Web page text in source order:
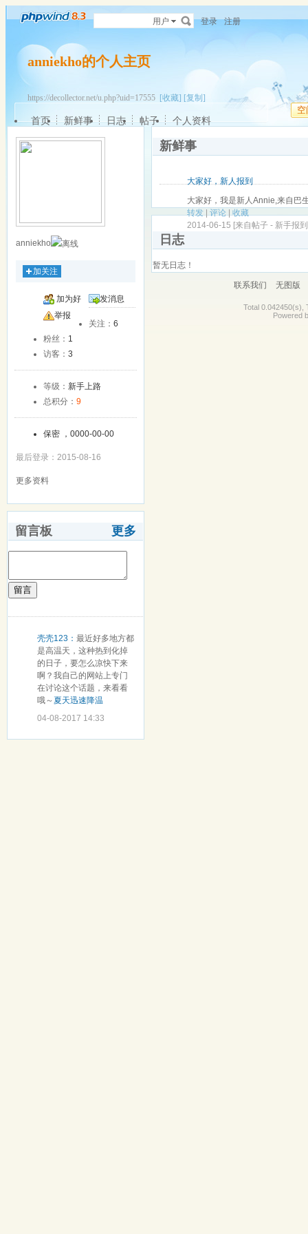
用户 登录 注册
anniekho的个人主页
https://decollector.net/u.php?uid=17555 [收藏] [复制]
空
首页 新鲜事 日志 帖子 个人资料
anniekho
加关注
加为好
友
发消息
举报
关注： 6
粉丝： 1
访客： 3
等级： 新手上路
总积分： 9
保密 ，0000-00-00
最后登录：2015-08-16
更多资料
更多
留言板
留言
壳壳123： 最近好多地方都
是高温天，这种热到化掉
的日子，要怎么凉快下来
啊？我自己的网站上专门
在讨论这个话题，来看看
哦～ 夏天迅速降温
04-08-2017 14:33
新鲜事
大家好，新人报到
大家好，我是新人Annie,来自巴
转发|评论|收藏
2014-06-15 [来自帖子 - 新手报
日志
暂无日志！
联系我们 无图版
Total 0.042450(s),
Powered